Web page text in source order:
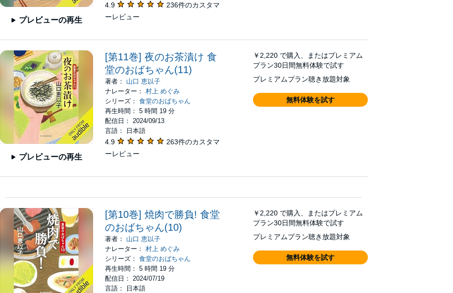
プレビューの再生
4.9
236件のカスタマ
ーレビュー
プレビューの再生
[第11巻] 夜のお茶漬け 食
堂のおばちゃん(11)
著者： 山口 恵以子
ナレーター：村上 めぐみ
シリーズ：食堂のおばちゃん
再生時間： 5 時間 19 分
配信日： 2024/09/13
言語： 日本語
4.9
263件のカスタマ
ーレビュー
￥2,220 で購入、またはプレミアム
プラン30日間無料体験で試す
プレミアムプラン聴き放題対象
無料体験を試す
[第10巻] 焼肉で勝負! 食堂
のおばちゃん(10)
著者： 山口 恵以子
ナレーター：村上 めぐみ
シリーズ：食堂のおばちゃん
再生時間： 5 時間 19 分
配信日： 2024/07/19
言語： 日本語
￥2,220 で購入、またはプレミアム
プラン30日間無料体験で試す
プレミアムプラン聴き放題対象
無料体験を試す